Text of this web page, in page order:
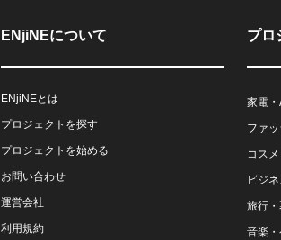
ENjiNEについて
ENjiNEとは
プロジェクトを探す
プロジェクトを始める
お問い合わせ
運営会社
利用規約
プロ
家電
ファ
コス
ビジ
旅行
音楽